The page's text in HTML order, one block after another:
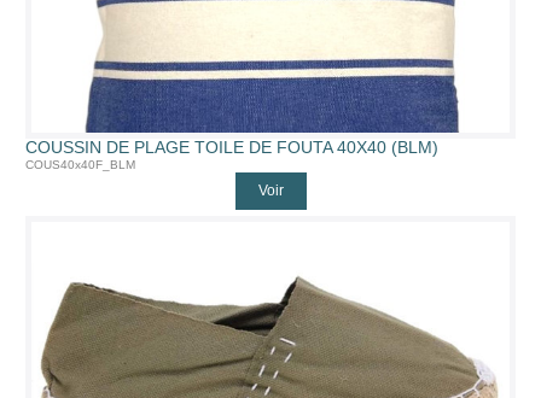
COUSSIN DE PLAGE TOILE DE FOUTA 40X40 (BLM)
COUS40x40F_BLM
Voir